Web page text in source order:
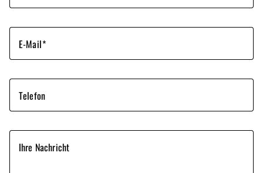
E-Mail
Telefon
Ihre Nachricht